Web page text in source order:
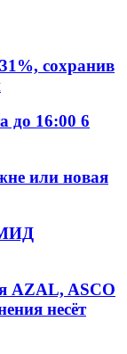
сохранив
до 16:00 6
или новая
МИД
AZAL, ASCO
несёт